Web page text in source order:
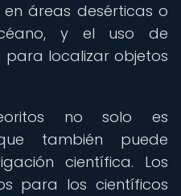
áreas desérticas o
y el uso de
localizar objetos
no solo es
también puede
científica. Los
para los científicos